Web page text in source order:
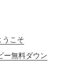
うこそ
無料ダウン